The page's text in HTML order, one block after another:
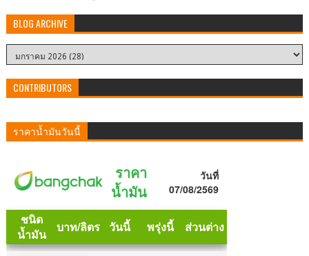
BLOG ARCHIVE
CONTRIBUTORS
ราคาน้ำมันวันนี้